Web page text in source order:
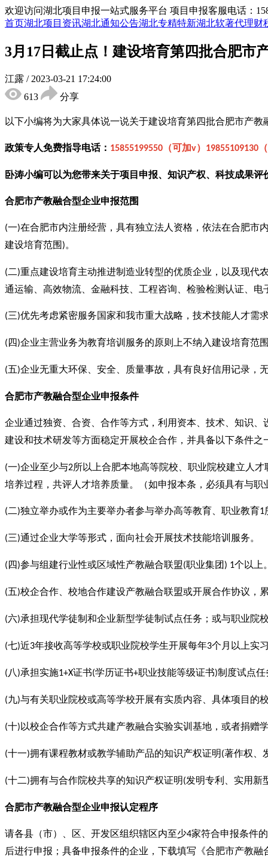
欢迎访问湖北项目申报一站式服务平台 项目申报客服电话：
首页湖北项目资讯湖北通知公告湖北专精特新湖北软著代理财
3月17日截止点！建设培育第四批合肥市
江露 / 2023-03-21 17:24:00
613
分享
以下小编将为大家具体说一说关于建设培育第四批合肥市产
政策专人免费指导电话： 15855199550 （可加v） 19855109130
卧涛小编可以为您带来关于项目申报、知识产权、科技成果
合肥市产教融合型企业申报范围
(一)在合肥市内注册经营，具有独立法人资格，依法在合肥市
建设培育范围 )。
(二)重点建设培育主动推进制造业转型的优质企业，以及现代
通运输、高效物流、金融科技、工程咨询、检验检测认证、
(三)优先考虑紧密服务国家和我市重大战略，技术技能人才需
( 四)企业主营业务为教育培训服务的原则上不纳入建设培育范
(五)企业无重大环保、安全、质量事故，具有良好信用记录，
合肥市产教融合型企业申报条件
企业通过独资、合资、合作等方式，利用资本、技术、知识
建设和技术研发等方面稳定开展校企合作，并具备以下条件之
(一)企业至少与2所以上合肥本地高等院校、职业院校建立人
培养过程，共评人才培养质量。（如申报本条，必须具有与
(二)独立举办或作为主要举办者参与举办高等教育、职业教育1
(三)通过企业大学等形式，面向社会开展技术技能培训服务。
( 四)参与组建行业性或区域性产教融合联盟(职业集团 ) 1个以上
(五)校企合作、校地合作建设产教融合联盟或开展合作协议，
(六)承担现代学徒制和企业新型学徒制试点任务；或与职业院
(七)近3年接收高等学校或职业院校学生开展每年3个月以上实
(八 )承担实施1+X证书(学历证书+职业技能等级证书)制度试点任
(九)与有关职业院校或高等学校开展有实质内容、具体项目的
(十) 以校企合作等方式共建产教融合实验实训基地，或者捐赠
(十一)拥有课程教材或教学辅助产品的知识产权证明(著作权、
(十二)拥有与合作院校共享的知识产权证明(发明专利、实用新
合肥市产教融合型企业申报认定程序
请各县（市）、区、开发区组织辖区内至少4家符合申报条件
后进行申报；具备申报条件的企业，下载填写《合肥市产教